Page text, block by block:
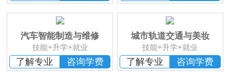
汽车智能制造与维修
技能+升学+就业
了解专业 咨询学费
城市轨道交通与美妆
技能+升学+就业
了解专业 咨询学费